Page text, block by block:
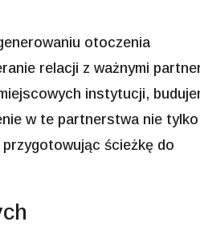
otoczenia
relacji z ważnymi
instytucji,
w te partnerstwa nie tylko
ścieżkę do